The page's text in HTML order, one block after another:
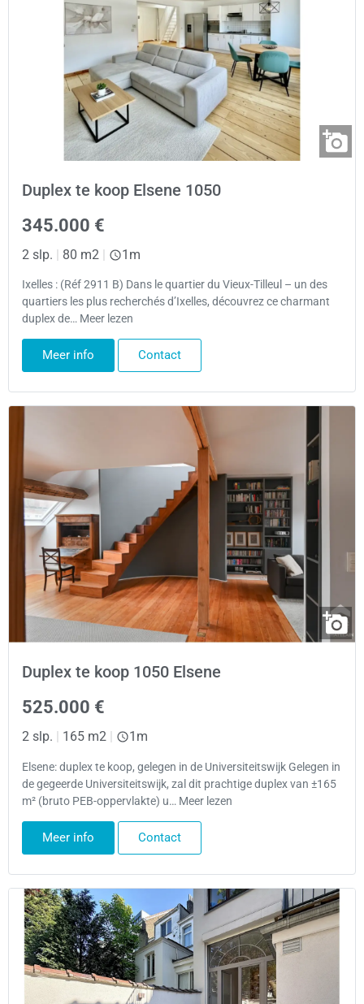
Duplex te koop Elsene 1050
345.000 €
2 slp. | 80 m2 | 1m
Ixelles : (Réf 2911 B) Dans le quartier du Vieux-Tilleul – un des
quartiers les plus recherchés d’Ixelles, découvrez ce charmant
duplex de… Meer lezen
Meer info Contact
Duplex te koop 1050 Elsene
525.000 €
2 slp. 165 m2 1m
Elsene: duplex te koop, gelegen in de Universiteitswijk Gelegen in
de gegeerde Universiteitswijk, zal dit prachtige duplex van ±165
m² (bruto PEB-oppervlakte) u… Meer lezen
Meer info Contact